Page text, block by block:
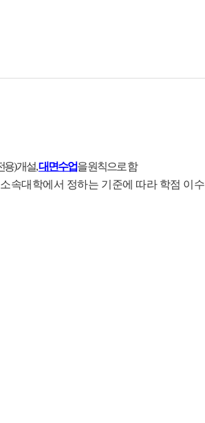
용)개설,대면수업을 원칙으로 함
속대학에서 정하는 기준에 따라 학점 이수